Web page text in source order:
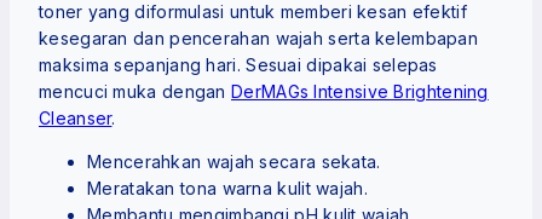
toner yang diformulasi untuk memberi kesan efektif
kesegaran dan pencerahan wajah serta kelembapan
maksima sepanjang hari. Sesuai dipakai selepas
mencuci muka denganDerMAGs Intensive Brightening
Cleanser.
Mencerahkan wajah secara sekata.
Meratakan tona warna kulit wajah.